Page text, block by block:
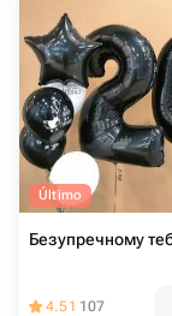
Último
Безупречному
4.51 107